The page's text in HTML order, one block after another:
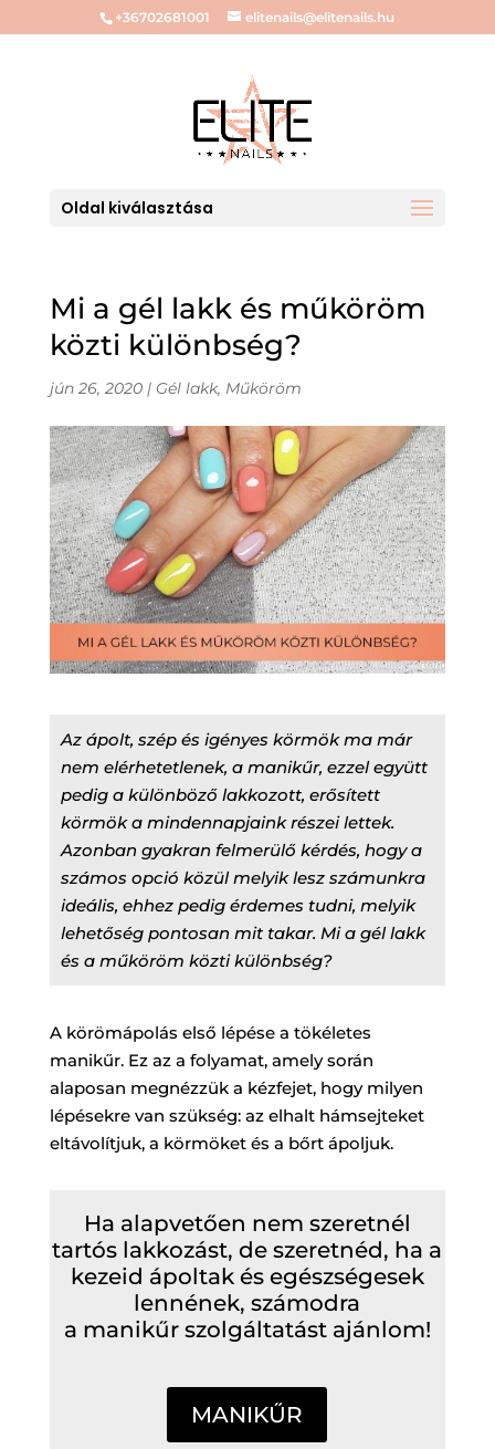
+36702681001 elitenails@elitenails.hu
Oldal kiválasztása
Mi a gél lakk és műköröm
közti különbség?
jún 26, 2020| Gél lakk, Műköröm
Az ápolt, szép és igényes körmök ma már
nem elérhetetlenek, a manikűr, ezzel együtt
pedig a különböző lakkozott, erősített
körmök a mindennapjaink részei lettek.
Azonban gyakran felmerülő kérdés, hogy a
számos opció közül melyik lesz számunkra
ideális, ehhez pedig érdemes tudni, melyik
lehetőség pontosan mit takar. Mi a gél lakk
és a műköröm közti különbség?
A körömápolás első lépése a tökéletes
manikűr. Ez az a folyamat, amely során
alaposan megnézzük a kézfejet, hogy milyen
lépésekre van szükség: az elhalt hámsejteket
eltávolítjuk, a körmöket és a bőrt ápoljuk.
Ha alapvetően nem szeretnél
tartós lakkozást, de szeretnéd, ha a
kezeid ápoltak és egészségesek
lennének, számodra
a manikűr szolgáltatást ajánlom!
MANIKŰR